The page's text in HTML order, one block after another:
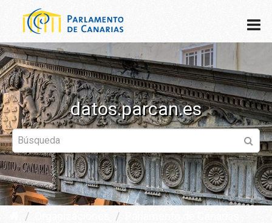
datos.parcan.es